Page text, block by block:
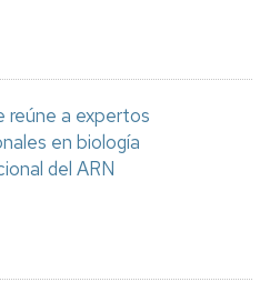
reúne a expertos
en biología
del ARN